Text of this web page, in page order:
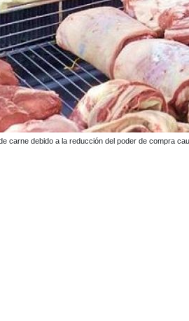
carne debido a la reducción del poder de compra